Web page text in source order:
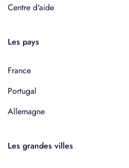
Centre d'aide
Les pays
France
Portugal
Allemagne
Les grandes villes